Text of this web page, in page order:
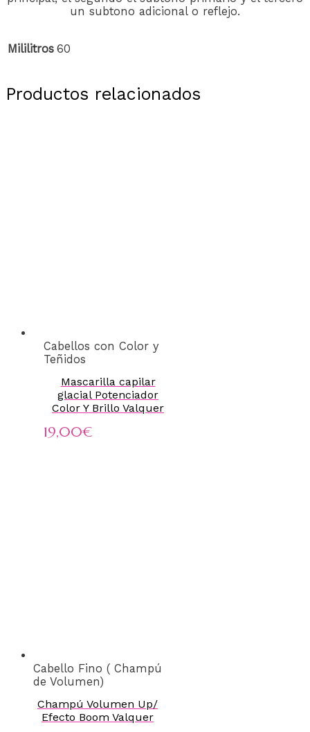
un subtono adicional o reflejo.
Mililitros 60
Productos relacionados
Cabellos con Color y
Teñidos
Mascarilla capilar
glacial Potenciador
Color Y Brillo Valquer
19,00€
Cabello Fino ( Champú
de Volumen)
Champú Volumen Up/
Efecto Boom Valquer